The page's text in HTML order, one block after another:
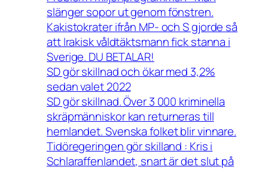
slänger sopor ut genom fönstren.
Kakistokrater ifrån MP- och S gjorde så
att Irakisk våldtäktsmann fick stanna i
Sverige. DU BETALAR!
SD gör skillnad och ökar med 3,2%
sedan valet 2022
SD gör skillnad. Över 3 000 kriminella
skräpmänniskor kan returneras till
hemlandet. Svenska folket blir vinnare.
Tidöregeringen gör skilland : Kris i
Schlaraffenlandet, snart är det slut på